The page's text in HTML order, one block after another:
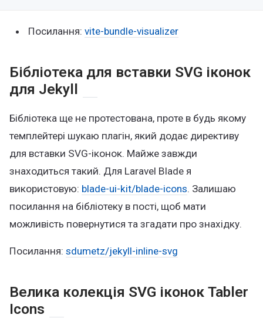
Посилання: vite-bundle-visualizer
Бібліотека для вставки SVG іконок
для Jekyll
Бібліотека ще не протестована, проте в будь якому
темплейтері шукаю плагін, який додає директиву
для вставки SVG-іконок. Майже завжди
знаходиться такий. Для Laravel Blade я
використовую: blade-ui-kit/blade-icons. Залишаю
посилання на бібліотеку в пості, щоб мати
можливість повернутися та згадати про знахідку.
Посилання: sdumetz/jekyll-inline-svg
Велика колекція SVG іконок Tabler
Icons